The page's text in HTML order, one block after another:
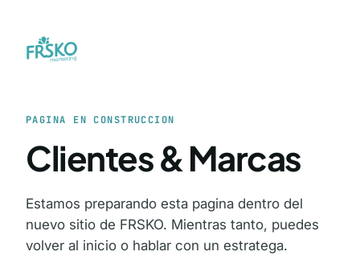
PAGINA EN CONSTRUCCION
Clientes & Marcas
Estamos preparando esta pagina dentro del
nuevo sitio de FRSKO. Mientras tanto, puedes
volver al inicio o hablar con un estratega.